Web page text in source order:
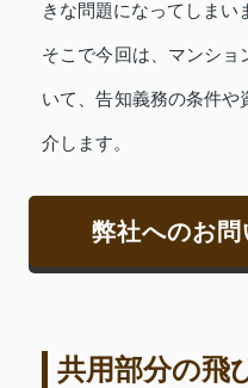
きな問題になってしまい
そこで今回は、マンショ
いて、告知義務の条件や
介します。
弊社へのお
共用部分の飛